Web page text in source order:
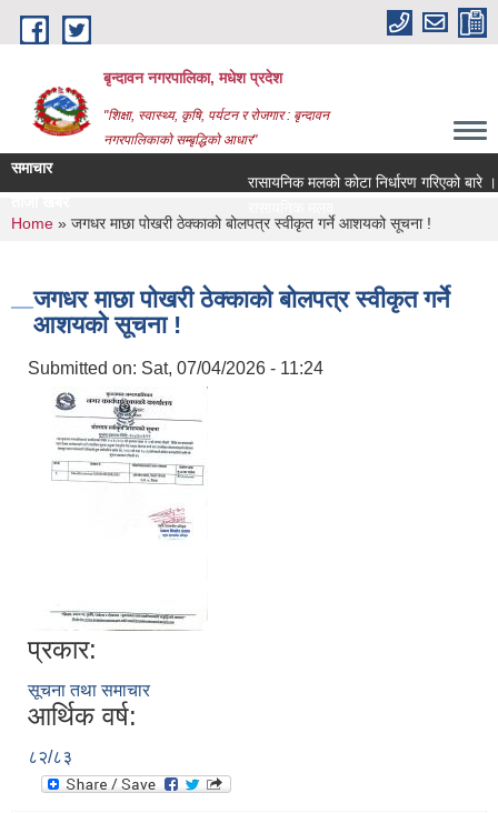
Skip to main content
बृन्दावन नगरपालिका, मधेश प्रदेश
"शिक्षा, स्वास्थ्य, कृषि, पर्यटन र रोजगार : बृन्दावन
नगरपालिकाको सम्बृद्धिको आधार"
समाचार
रासायनिक मलको कोटा निर्धारण गरिएको बारे ।
You are here
Home » जगधर माछा पोखरी ठेक्काको बोलपत्र स्वीकृत गर्ने आशयको सूचना !
जगधर माछा पोखरी ठेक्काको बोलपत्र स्वीकृत गर्ने
आशयको सूचना !
Submitted on: Sat, 07/04/2026 - 11:24
प्रकार:
सूचना तथा समाचार
आर्थिक वर्ष:
८२/८३